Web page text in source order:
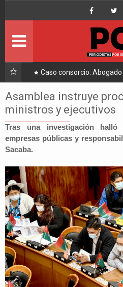
Caso consorcio:
su denuncia
Asamblea instruye
ministros y ejecutivos
Tras una investigación halló
empresas públicas y
Sacaba.
Portada
Ultimo
Economía
Mundo
Nacional
Lee Más